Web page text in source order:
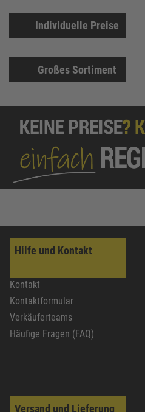
Individuelle Preise
Großes Sortiment
Hilfe und Kontakt
Kontakt
Kontaktformular
Verkäuferteams
Häufige Fragen (FAQ)
Versand und Lieferung